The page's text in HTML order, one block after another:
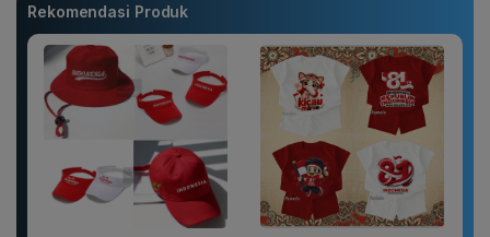
Rekomendasi Produk